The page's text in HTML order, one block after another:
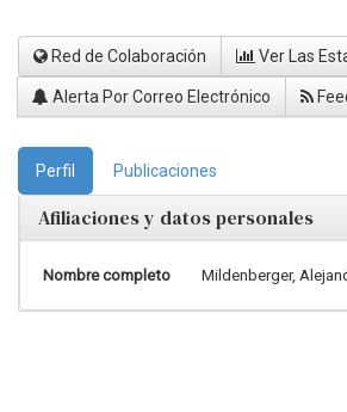
Red de Colaboración Ver Las
Alerta Por Correo Electrónico
Perfil Publicaciones
Afiliaciones y datos personales
Nombre completo Mildenberger,